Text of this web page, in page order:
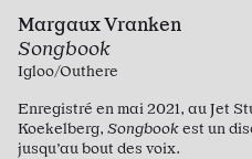
Margaux Vranken
Songbook
Igloo/Outhere
Enregistré en mai 2021, au Jet
Koekelberg, Songbookest un
jusqu’au bout des voix.